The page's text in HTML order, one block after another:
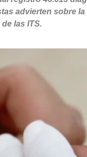
advierten sobre
las ITS.